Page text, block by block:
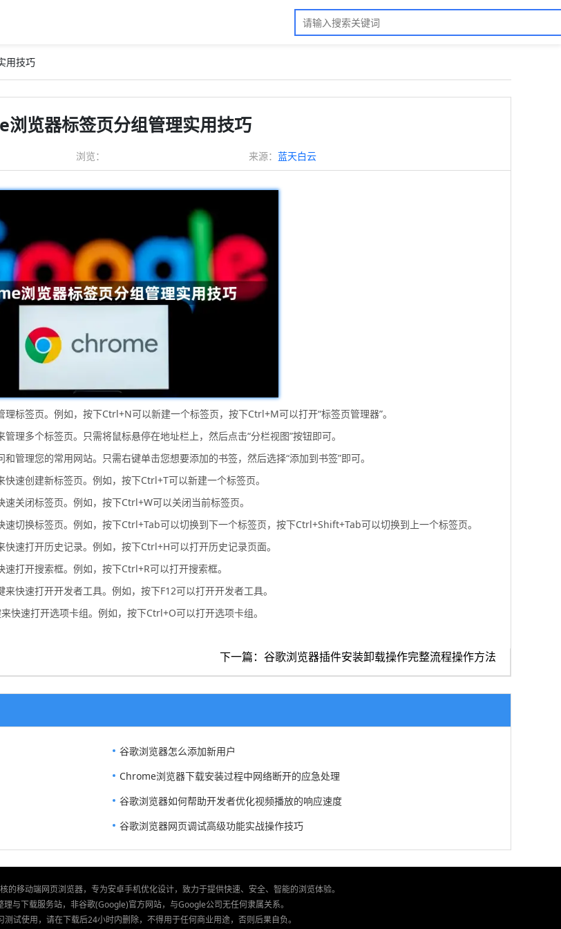
用技巧
览器标签页分组管理实用技巧
浏览： 来源： 蓝天白云
标签页。例如，按下Ctrl+N可以新建一个标签页，按下Ctrl+M可以打开“标签页管理器”。
多个标签页。只需将鼠标悬停在地址栏上，然后点击“分栏视图”按钮即可。
理您的常用网站。只需右键单击您想要添加的书签，然后选择“添加到书签”即可。
速创建新标签页。例如，按下Ctrl+T可以新建一个标签页。
关闭标签页。例如，按下Ctrl+W可以关闭当前标签页。
切换标签页。例如，按下Ctrl+Tab可以切换到下一个标签页，按下Ctrl+Shift+Tab可以切换到上一个标签页。
速打开历史记录。例如，按下Ctrl+H可以打开历史记录页面。
打开搜索框。例如，按下Ctrl+R可以打开搜索框。
快速打开开发者工具。例如，按下F12可以打开开发者工具。
速打开选项卡组。例如，按下Ctrl+O可以打开选项卡组。
下一篇：谷歌浏览器插件安装卸载操作完整流程操作方法
谷歌浏览器怎么添加新用户
Chrome浏览器下载安装过程中网络断开的应急处理
谷歌浏览器如何帮助开发者优化视频播放的响应速度
谷歌浏览器网页调试高级功能实战操作技巧
移动端网页浏览器，专为安卓手机优化设计，致力于提供快速、安全、智能的浏览体验。
与下载服务站，非谷歌(Google)官方网站，与Google公司无任何隶属关系。
试使用，请在下载后24小时内删除，不得用于任何商业用途，否则后果自负。